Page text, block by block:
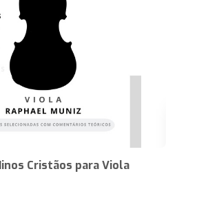
Cristãos para Viola